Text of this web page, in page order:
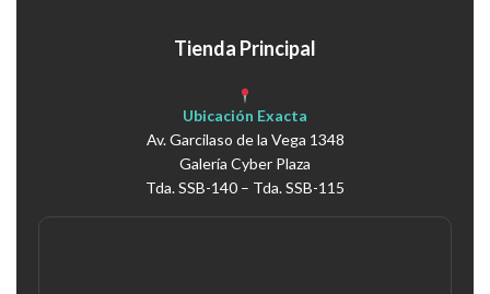
Tienda Principal
Ubicación Exacta
Av. Garcilaso de la Vega 1348
Galería Cyber Plaza
Tda. SSB-140 – Tda. SSB-115